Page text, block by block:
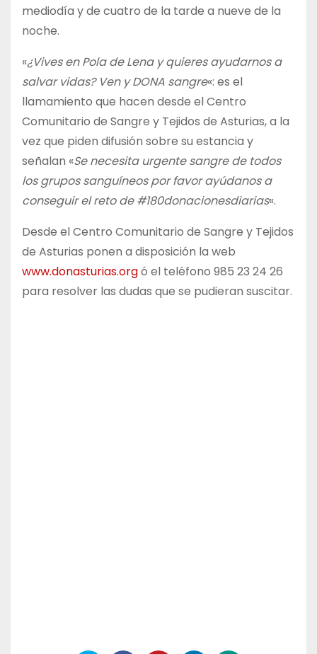
mediodía y de cuatro de la tarde a nueve de la
noche.
«¿Vives en Pola de Lena y quieres ayudarnos a
salvar vidas? Ven y DONA sangre«: es el
llamamiento que hacen desde el Centro
Comunitario de Sangre y Tejidos de Asturias, a la
vez que piden difusión sobre su estancia y
señalan «Se necesita urgente sangre de todos
los grupos sanguíneos por favor ayúdanos a
conseguir el reto de #180donacionesdiarias«.
Desde el Centro Comunitario de Sangre y Tejidos
de Asturias ponen a disposición la web
www.donasturias.orgó el teléfono 985 23 24 26
para resolver las dudas que se pudieran suscitar.